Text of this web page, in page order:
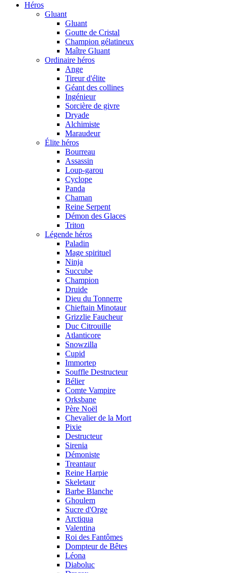
Héros
Gluant
Gluant
Goutte de Cristal
Champion gélatineux
Maître Gluant
Ordinaire héros
Ange
Tireur d'élite
Géant des collines
Ingénieur
Sorcière de givre
Dryade
Alchimiste
Maraudeur
Élite héros
Bourreau
Assassin
Loup-garou
Cyclope
Panda
Chaman
Reine Serpent
Démon des Glaces
Triton
Légende héros
Paladin
Mage spirituel
Ninja
Succube
Champion
Druide
Dieu du Tonnerre
Chieftain Minotaur
Grizzlie Faucheur
Duc Citrouille
Atlanticore
Snowzilla
Cupid
Immortep
Souffle Destructeur
Bélier
Comte Vampire
Orksbane
Père Noël
Chevalier de la Mort
Pixie
Destructeur
Sirenia
Démoniste
Treantaur
Reine Harpie
Skeletaur
Barbe Blanche
Ghoulem
Sucre d'Orge
Arctiqua
Valentina
Roi des Fantômes
Dompteur de Bêtes
Léona
Diaboluc